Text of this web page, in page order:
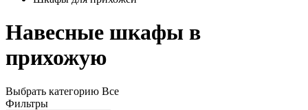
Навесные шкафы в
прихожую
Выбрать категорию Все
Фильтры